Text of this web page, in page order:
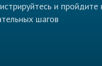
и пройдите
шагов